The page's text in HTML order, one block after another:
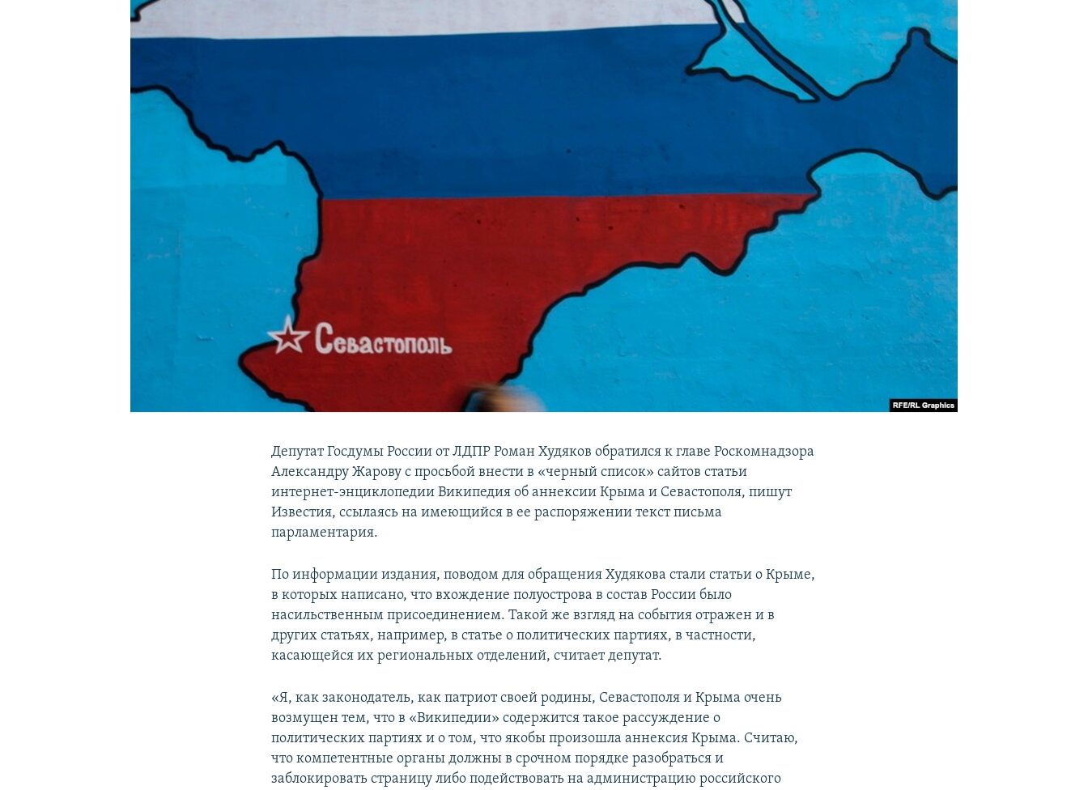
УКРАИНСКАЯ ПРОБЛЕМА КРЫМА
Депутат Госдумы России от ЛДПР Роман Худяков обратился к главе Роскомнадзора
Александру Жарову с просьбой внести в «черный список» сайтов статьи
интернет-энциклопедии Википедия об аннексии Крыма и Севастополя, пишут
Известия, ссылаясь на имеющийся в ее распоряжении текст письма
парламентария.
По информации издания, поводом для обращения Худякова стали статьи о Крыме,
в которых написано, что вхождение полуострова в состав России было
насильственным присоединением. Такой же взгляд на события отражен и в
других статьях, например, в статье о политических партиях, в частности,
касающейся их региональных отделений, считает депутат.
«Я, как законодатель, как патриот своей родины, Севастополя и Крыма очень
возмущен тем, что в «Википедии» содержится такое рассуждение о
политических партиях и о том, что якобы произошла аннексия Крыма. Считаю,
что компетентные органы должны в срочном порядке разобраться и
заблокировать страницу либо подействовать на администрацию российского